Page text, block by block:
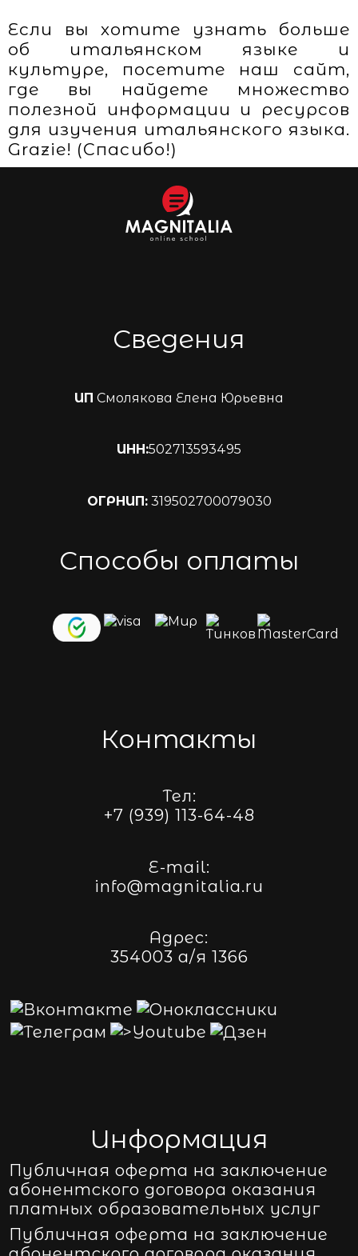
Если вы хотите узнать больше
об итальянском языке и
культуре, посетите наш сайт,
где вы найдете множество
полезной информации и ресурсов
для изучения итальянского языка.
Grazie! (Спасибо!)
Сведения
ИП Смолякова Елена Юрьевна
ИНН:502713593495
ОГРНИП:319502700079030
Способы оплаты
Контакты
Тел:
+7 (939) 113-64-48
E-mail:
info@magnitalia.ru
Адрес:
354003 а/я 1366
Информация
Публичная оферта на заключение
абонентского договора оказания
платных образовательных услуг
Публичная оферта на заключение